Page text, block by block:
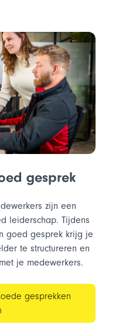
gesprek
zijn een
leiderschap. Tijdens
goed gesprek krijg je
te structureren en
je medewerkers.
gesprekken